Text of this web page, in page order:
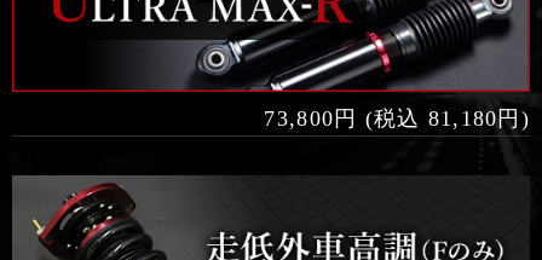
73,800円 (税込 81,180円)